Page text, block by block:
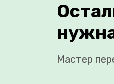
Мастер